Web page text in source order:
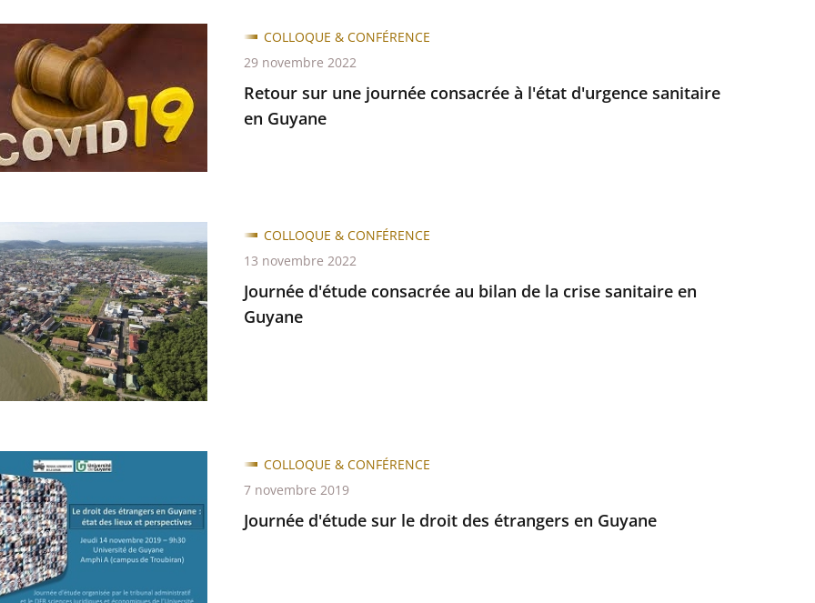
Retour sur une journée consacrée à l'état d'urgence sanitaire
en Guyane
COLLOQUE & CONFÉRENCE
29 novembre 2022
Journée d'étude consacrée au bilan de la crise sanitaire en
Guyane
COLLOQUE & CONFÉRENCE
13 novembre 2022
Journée d'étude sur le droit des étrangers en Guyane
COLLOQUE & CONFÉRENCE
7 novembre 2019